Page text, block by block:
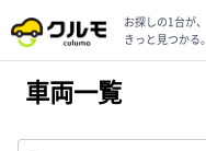
お探しの1台が、
きっと見つかる。
車両一覧